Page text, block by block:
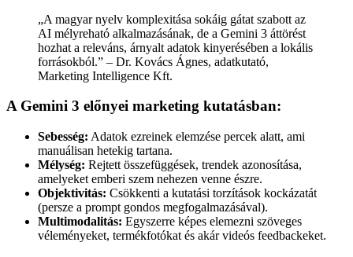
„A magyar nyelv komplexitása sokáig gátat szabott az
AI mélyreható alkalmazásának, de a Gemini 3 áttörést
hozhat a releváns, árnyalt adatok kinyerésében a lokális
forrásokból.” – Dr. Kovács Ágnes, adatkutató,
Marketing Intelligence Kft.
A Gemini 3 előnyei marketing kutatásban:
Sebesség: Adatok ezreinek elemzése percek alatt, ami
manuálisan hetekig tartana.
Mélység: Rejtett összefüggések, trendek azonosítása,
amelyeket emberi szem nehezen venne észre.
Objektivitás: Csökkenti a kutatási torzítások kockázatát
(persze a prompt gondos megfogalmazásával).
Multimodalitás: Egyszerre képes elemezni szöveges
véleményeket, termékfotókat és akár videós feedbackeket.